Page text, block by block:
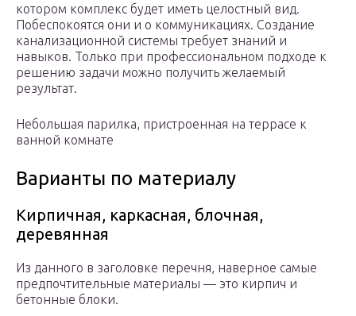
котором комплекс будет иметь целостный вид.
Побеспокоятся они и о коммуникациях. Создание
канализационной системы требует знаний и
навыков. Только при профессиональном подходе к
решению задачи можно получить желаемый
результат.
Небольшая парилка, пристроенная на террасе к
ванной комнате
Варианты по материалу
Кирпичная, каркасная, блочная,
деревянная
Из данного в заголовке перечня, наверное самые
предпочтительные материалы — это кирпич и
бетонные блоки.